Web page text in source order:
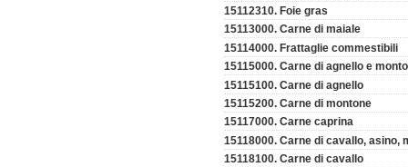
15112310. Foie gras
15113000. Carne di maiale
15114000. Frattaglie commestibili
15115000. Carne di agnello e
15115100. Carne di agnello
15115200. Carne di montone
15117000. Carne caprina
15118000. Carne di cavallo, asino,
15118100. Carne di cavallo